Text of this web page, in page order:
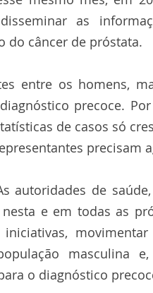
as
do câncer de próstata.
entre os homens,
precoce. Por
de casos só
precisam
autoridades de
nesta e em todas as
movimentar
masculina e,
o diagnóstico